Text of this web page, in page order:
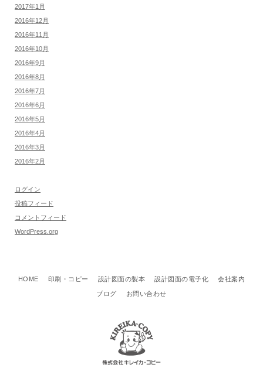
2017年1月
2016年12月
2016年11月
2016年10月
2016年9月
2016年8月
2016年7月
2016年6月
2016年5月
2016年4月
2016年3月
2016年2月
ログイン
投稿フィード
コメントフィード
WordPress.org
HOME 印刷・コピー 設計図面の製本 設計図面の電子化 会社案内
ブログ お問い合わせ